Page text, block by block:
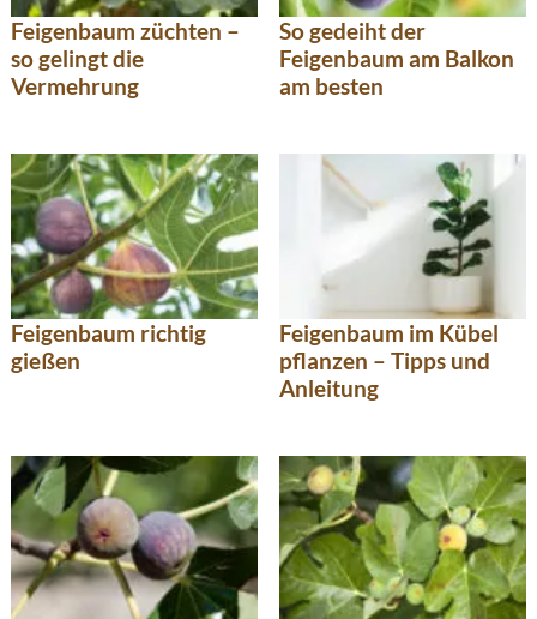
Feigenbaum züchten –
so gelingt die
Vermehrung
So gedeiht der
Feigenbaum am Balkon
am besten
Feigenbaum richtig
gießen
Feigenbaum im Kübel
pflanzen – Tipps und
Anleitung